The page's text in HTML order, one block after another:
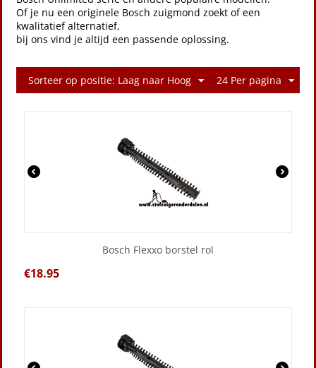
Of je nu een originele Bosch zuigmond zoekt of een
kwalitatief alternatief,
bij ons vind je altijd een passende oplossing.
Sorteer op positie: Laag naar Hoog 24 Per pagina
Bosch Flexxo borstel rol
€18.95